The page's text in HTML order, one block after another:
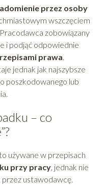
przez osoby
wszczęciem
zobowiązany
i podjąć odpowiednie
prawa.
jednak jak najszybsze
poszkodowanego lub
– co
używane w przepisach
przy pracy, jednak nie
ustawodawcę.